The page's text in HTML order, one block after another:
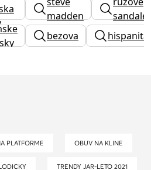
madden
sandale
bezova
PLATFORME OBUV NA KLINE
TRENDY JAR-LETO 2021